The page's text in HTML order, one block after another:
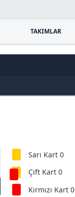
TAKIMLAR
Sarı Kart 0
Çift Kart 0
Kırmızı Kart 0